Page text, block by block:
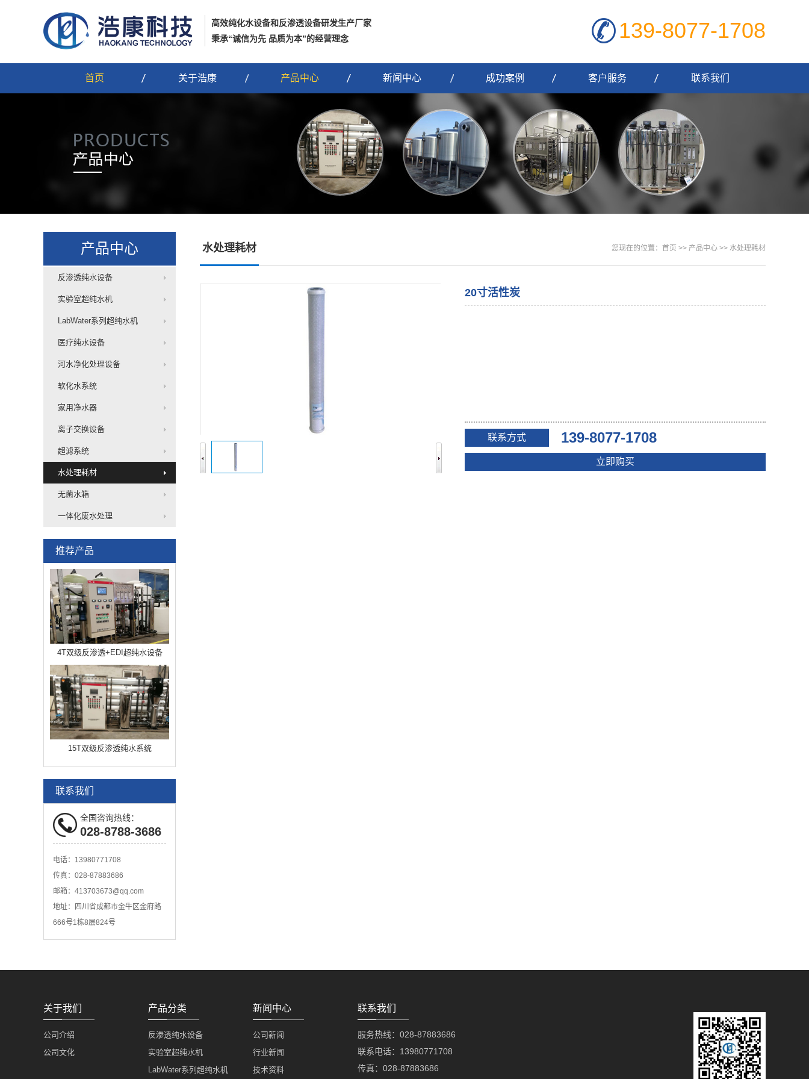
高效纯化水设备和反渗透设备研发生产厂家
秉承“诚信为先 品质为本”的经营理念
139-8077-1708
首页 关于浩康 产品中心 新闻中心 成功案例 客户服务 联系我们
产品中心
反渗透纯水设备
实验室超纯水机
LabWater系列超纯水机
医疗纯水设备
河水净化处理设备
软化水系统
家用净水器
离子交换设备
超滤系统
水处理耗材
无菌水箱
一体化废水处理
推荐产品
4T双级反渗透+EDI超纯水设备
15T双级反渗透纯水系统
联系我们
全国咨询热线：
028-8788-3686
电话：13980771708
传真：028-87883686
邮箱：413703673@qq.com
地址：四川省成都市金牛区金府路
666号1栋8层824号
水处理耗材 您现在的位置： 首页 >> 产品中心 >> 水处理耗材
20寸活性炭
联系方式 139-8077-1708
立即购买
关于我们
公司介绍
公司文化
产品分类
反渗透纯水设备
实验室超纯水机
LabWater系列超纯水机
新闻中心
公司新闻
行业新闻
技术资料
联系我们
服务热线：028-87883686
联系电话：13980771708
传真：028-87883686